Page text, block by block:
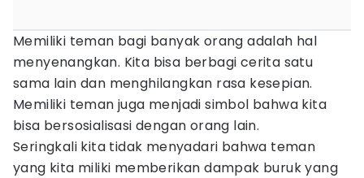
Memiliki teman bagi banyak orang adalah hal
menyenangkan. Kita bisa berbagi cerita satu
sama lain dan menghilangkan rasa kesepian.
Memiliki teman juga menjadi simbol bahwa kita
bisa bersosialisasi dengan orang lain.
Seringkali kita tidak menyadari bahwa teman
yang kita miliki memberikan dampak buruk yang